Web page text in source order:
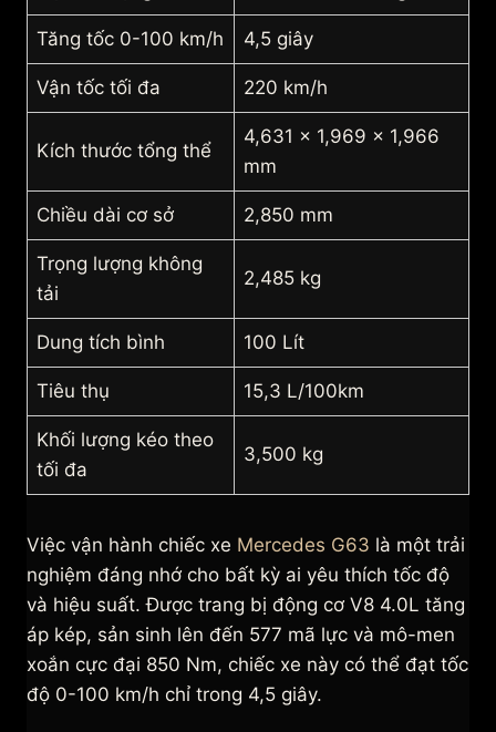
Tăng tốc 0-100 km/h 4,5 giây
Vận tốc tối đa 220 km/h
Kích thước tổng thể
4,631 x 1,969 x 1,966
mm
Chiều dài cơ sở 2,850 mm
Trọng lượng không
tải
2,485 kg
Dung tích bình 100 Lít
Tiêu thụ 15,3 L/100km
Khối lượng kéo theo
tối đa
3,500 kg
Việc vận hành chiếc xe Mercedes G63 là một trải
nghiệm đáng nhớ cho bất kỳ ai yêu thích tốc độ
và hiệu suất. Được trang bị động cơ V8 4.0L tăng
áp kép, sản sinh lên đến 577 mã lực và mô-men
xoắn cực đại 850 Nm, chiếc xe này có thể đạt tốc
độ 0-100 km/h chỉ trong 4,5 giây.